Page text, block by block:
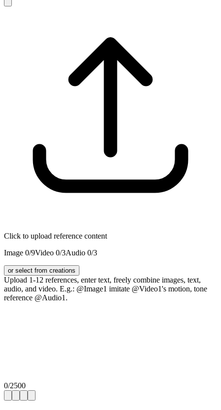
Click to upload reference content
Image 0/9Video 0/3Audio 0/3
or select from creations
Upload 1-12 references, enter text, freely combine images, text,
audio, and video. E.g.: @Image1 imitate @Video1's motion, tone
reference @Audio1.
0/2500